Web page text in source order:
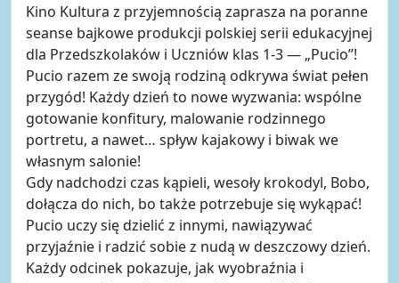
Kino Kultura z przyjemnością zaprasza na poranne
seanse bajkowe produkcji polskiej serii edukacyjnej
dla Przedszkolaków i Uczniów klas 1-3 — „Pucio”!
Pucio razem ze swoją rodziną odkrywa świat pełen
przygód! Każdy dzień to nowe wyzwania: wspólne
gotowanie konfitury, malowanie rodzinnego
portretu, a nawet… spływ kajakowy i biwak we
własnym salonie!
Gdy nadchodzi czas kąpieli, wesoły krokodyl, Bobo,
dołącza do nich, bo także potrzebuje się wykąpać!
Pucio uczy się dzielić z innymi, nawiązywać
przyjaźnie i radzić sobie z nudą w deszczowy dzień.
Każdy odcinek pokazuje, jak wyobraźnia i